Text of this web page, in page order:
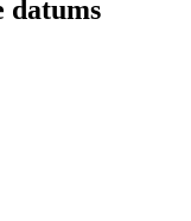
datums